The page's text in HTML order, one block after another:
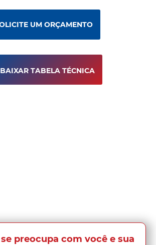
UM ORÇAMENTO
TABELA TÉCNICA
FECHAR
preocupa com você e sua